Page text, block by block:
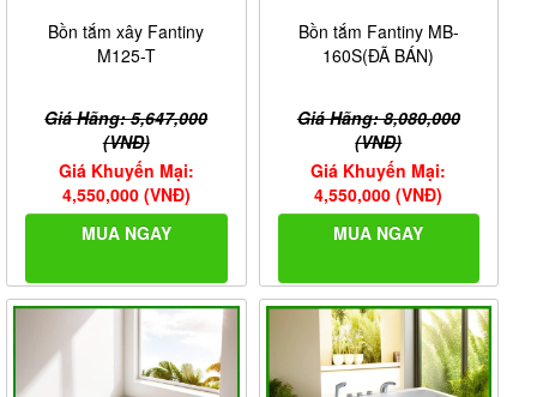
Bồn tắm xây Fantiny
M125-T
Giá Hãng: 5,647,000
(VNĐ)
Giá Khuyến Mại:
4,550,000 (VNĐ)
MUA NGAY
Bồn tắm Fantiny MB-
160S(ĐÃ BÁN)
Giá Hãng: 8,080,000
(VNĐ)
Giá Khuyến Mại:
4,550,000 (VNĐ)
MUA NGAY